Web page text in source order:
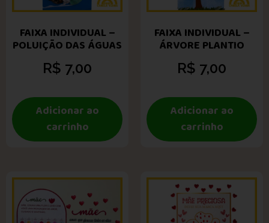
FAIXA INDIVIDUAL –
POLUIÇÃO DAS ÁGUAS
R$ 7,00
Adicionar ao
carrinho
FAIXA INDIVIDUAL –
ÁRVORE PLANTIO
R$ 7,00
Adicionar ao
carrinho